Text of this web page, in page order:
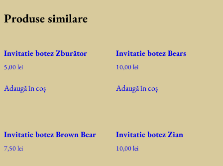
Produse similare
Invitatie botez Zburător
5,00lei
Adaugă în coș
Invitatie botez Bears
10,00lei
Adaugă în coș
Invitatie botez Brown Bear
7,50lei
Invitatie botez Zian
10,00lei